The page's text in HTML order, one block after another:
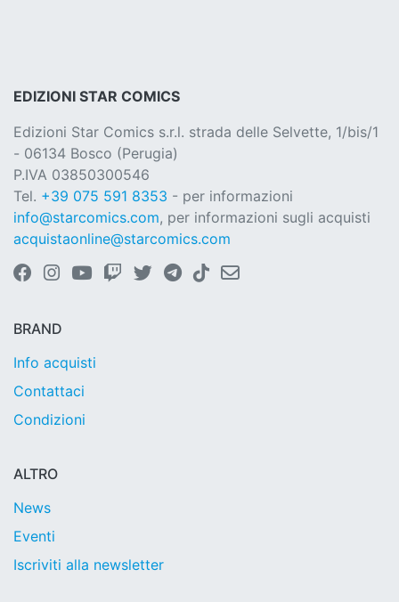
EDIZIONI STAR COMICS
Edizioni Star Comics s.r.l. strada delle Selvette, 1/bis/1
- 06134 Bosco (Perugia)
P.IVA 03850300546
Tel. +39 075 591 8353 - per informazioni
info@starcomics.com, per informazioni sugli acquisti
acquistaonline@starcomics.com
BRAND
Info acquisti
Contattaci
Condizioni
ALTRO
News
Eventi
Iscriviti alla newsletter